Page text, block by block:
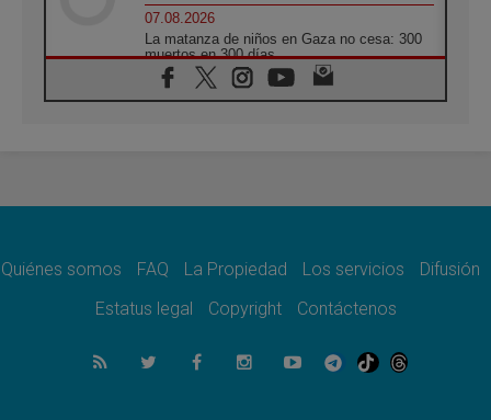
07.08.2026
La matanza de niños en Gaza no cesa: 300
muertos en 300 días
07.08.2026
Tagle: La guerra desfigura el mundo, solo la
como misión al servicio del Evangelio
SIGNIS 2026, dar voz a las religiosas en el
espacio público
07.08.2026
Lanzan un proyecto de empoderamiento
Quiénes somos FAQ La Propiedad Los servicios
Difusión
Estatus legal
Copyright Contáctenos